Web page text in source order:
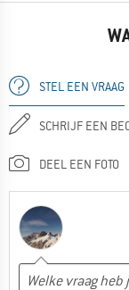
STEL EEN VRAAG
SCHRIJF EEN
DEEL EEN FOTO